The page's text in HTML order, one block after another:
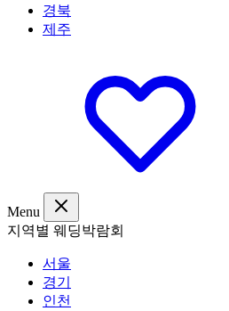
경북
제주
Menu
지역별 웨딩박람회
서울
경기
인천